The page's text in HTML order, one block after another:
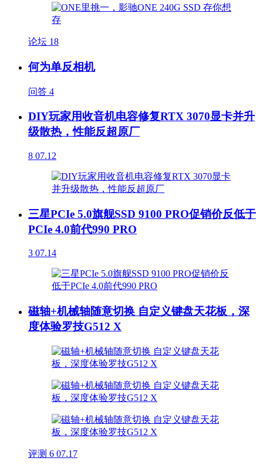
论坛 18
何为单反相机
问答 4
DIY玩家用收音机电容修复RTX 3070显卡并升
级散热，性能反超原厂
8 07.12
三星PCIe 5.0旗舰SSD 9100 PRO促销价反低于
PCIe 4.0前代990 PRO
3 07.14
磁轴+机械轴随意切换 自定义键盘天花板，深
度体验罗技G512 X
评测 6 07.17